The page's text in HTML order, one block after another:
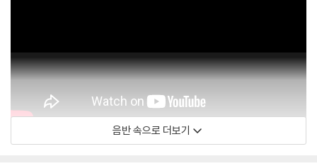
음반 속으로 더보기